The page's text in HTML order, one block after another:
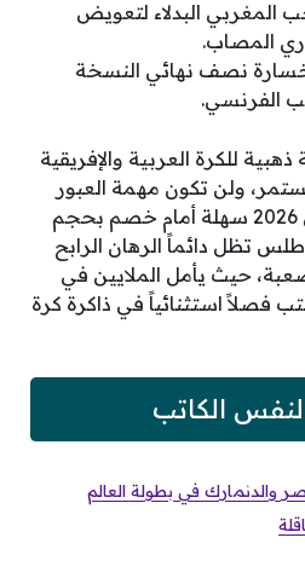
المغربي البدلاء لتعويض
المصاب.
نصف نهائي النسخة
الفرنسي.
للكرة العربية والإفريقية
ولن تكون مهمة العبور
إلى نصف نهائي مونديال 2026 سهلة أمام خصم بحجم
تظل دائماً الرهان الرابح
حيث يأمل الملايين في
فصلاً استثنائياً في ذاكرة كرة
الكاتب
في بطولة العالم